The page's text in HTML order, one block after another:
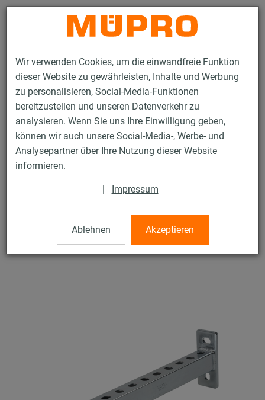
Wir verwenden Cookies, um die einwandfreie Funktion
dieser Website zu gewährleisten, Inhalte und Werbung
zu personalisieren, Social-Media-Funktionen
bereitzustellen und unseren Datenverkehr zu
analysieren. Wenn Sie uns Ihre Einwilligung geben,
können wir auch unsere Social-Media-, Werbe- und
Analysepartner über Ihre Nutzung dieser Website
informieren.
| Impressum
Ablehnen Akzeptieren
Kontakt
Produkte Befestigungstechnik
Installationsschienen
MPC-Schienenkonsolen
MPC-Schienenkonsolen
V2A MPC-Schienenkonsole 38/40, Länge: 240 mm